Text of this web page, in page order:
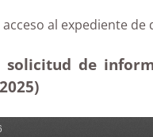
acceso al
solicitud de
)